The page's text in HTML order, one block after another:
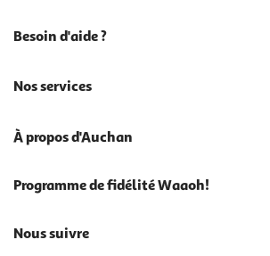
Besoin d'aide ?
Nos services
À propos d'Auchan
Programme de fidélité Waaoh!
Nous suivre